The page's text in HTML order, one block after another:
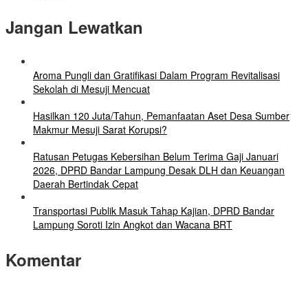
Jangan Lewatkan
Aroma Pungli dan Gratifikasi Dalam Program Revitalisasi
Sekolah di Mesuji Mencuat
Hasilkan 120 Juta/Tahun, Pemanfaatan Aset Desa Sumber
Makmur Mesuji Sarat Korupsi?
Ratusan Petugas Kebersihan Belum Terima Gaji Januari
2026, DPRD Bandar Lampung Desak DLH dan Keuangan
Daerah Bertindak Cepat
Transportasi Publik Masuk Tahap Kajian, DPRD Bandar
Lampung Soroti Izin Angkot dan Wacana BRT
Komentar